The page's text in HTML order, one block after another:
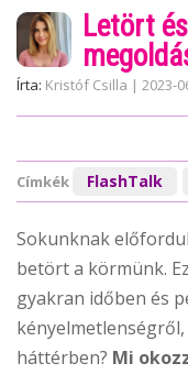
Letört
Írta: Kristóf Csilla | 2023-
Címkék FlashTalk
Sokunknak
betört a körmünk.
gyakran időben és
háttérben? Mi